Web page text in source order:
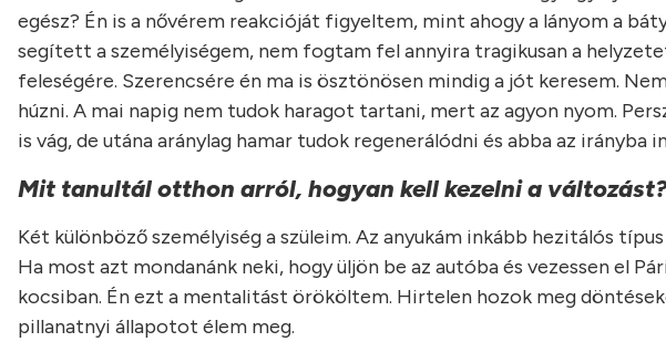
egész? Én is a nővérem reakcióját figyeltem, mint ahogy a lányom a
segített a személyiségem, nem fogtam fel annyira tragikusan a
feleségére. Szerencsére én ma is ösztönösen mindig a jót keresem.
húzni. A mai napig nem tudok haragot tartani, mert az agyon nyom.
is vág, de utána aránylag hamar tudok regenerálódni és abba az irányba
Mit tanultál otthon arról, hogyan kell kezelni a
Két különböző személyiség a szüleim. Az anyukám inkább hezitálós
Ha most azt mondanánk neki, hogy üljön be az autóba és vezessen el
kocsiban. Én ezt a mentalitást örököltem. Hirtelen hozok meg
pillanatnyi állapotot élem meg.